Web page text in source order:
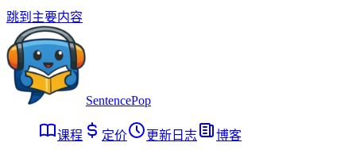
跳到主要内容
SentencePop
课程 定价 更新日志 博客